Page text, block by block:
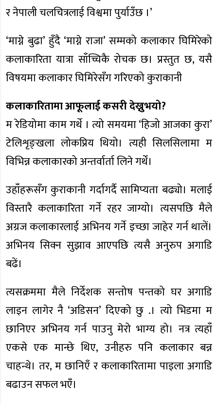
र नेपाली चलचित्रलाई विश्वमा पुर्याउँछ ।’
‘माग्ने बुढा’ हुँदै ‘माग्ने राजा’ सम्मको कलाकार घिमिरेको
कलाकारिता यात्रा साँच्चिकै रोचक छ। प्रस्तुत छ, यसै
विषयमा कलाकार घिमिरेसँग गरिएको कुराकानी
कलाकारितामा आफूलाई कसरी देख्नुभयो?
म रेडियोमा काम गर्थे । त्यो समयमा ‘हिजो आजका कुरा’
टेलिशृङ्खला लोकप्रिय थियो। त्यही सिलसिलामा म
विभिन्न कलाकारको अन्तर्वार्ता लिने गर्थें।
उहाँहरूसँग कुराकानी गर्दागर्दै सामिप्यता बढ्यो। मलाई
विस्तारै कलाकारिता गर्ने रहर जाग्यो। त्यसपछि मैले
अग्रज कलाकारलाई अभिनय गर्ने इच्छा जाहेर गर्न थालें।
अभिनय सिक्न सुझाव आएपछि त्यसै अनुरुप अगाडि
बढें।
त्यसक्रममा मैले निर्देशक सन्तोष पन्तको घर अगाडि
लाइन लागेर नै ‘अडिसन’ दिएको छु .। त्यो भिडमा म
छानिएर अभिनय गर्न पाउनु मेरो भाग्य हो। नत्र त्यहाँ
एकसे एक मान्छे थिए, उनीहरु पनि कलाकार बन्न
चाहन्थे। तर, म छानिएँ र कलाकारितामा पाइला अगाडि
बढाउन सफल भएँ।